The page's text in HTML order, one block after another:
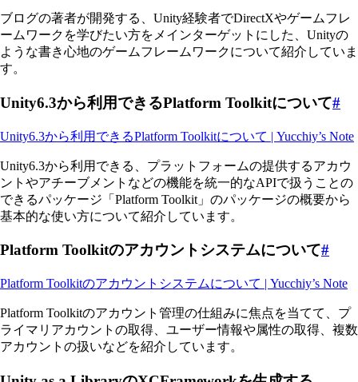
ブログの著者が開発する、Unity経験者でDirectXやゲームフレ
ームワークを学びたい方をメインターゲットにした、Unityの
ような書き心地のゲームフレームワークについて紹介していま
す。
Unity6.3から利用できるPlatform Toolkitについて#
Unity6.3から利用できるPlatform Toolkitについて | Yucchiy’s Note
Unity6.3から利用できる、プラットフォームの提供するアカウ
ントやアチーブメントなどの機能を統一的なAPIで扱うことの
できるパッケージ「Platform Toolkit」のパッケージの概要から
基本的な使い方について紹介しています。
Platform Toolkitのアカウントシステムについて#
Platform Toolkitのアカウントシステムについて | Yucchiy’s Note
Platform Toolkitのアカウント管理の仕組みに焦点を当てて、プ
ライマリアカウントの取得、ユーザー情報や属性の取得、複数
アカウントの扱いなどを紹介しています。